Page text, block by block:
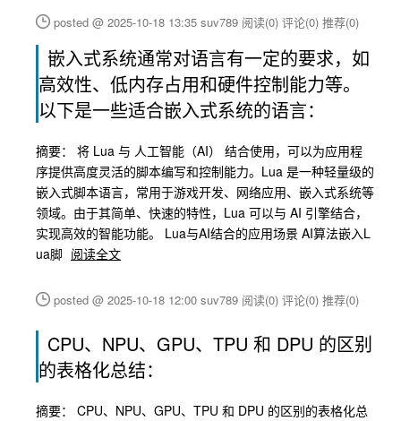
posted @ 2025-10-18 13:35 suv789 阅读(0) 评论(0) 推荐(0)
嵌入式系统通常对语言有一定的要求，如
高效性、低内存占用和硬件控制能力等。
以下是一些适合嵌入式系统的语言：
摘要： 将 Lua 与 人工智能（AI） 结合使用，可以为应用程
序提供高度灵活的脚本编写和控制能力。Lua 是一种轻量级的
嵌入式脚本语言，常用于游戏开发、网络应用、嵌入式系统等
领域。由于其简单、快速的特性，Lua 可以与 AI 引擎结合，
实现高效的智能功能。 Lua与AI结合的应用场景 AI算法嵌入L
ua脚 阅读全文
posted @ 2025-10-18 12:00 suv789 阅读(0) 评论(0) 推荐(0)
CPU、NPU、GPU、TPU 和 DPU 的区别
的表格化总结：
摘要： CPU、NPU、GPU、TPU 和 DPU 的区别的表格化总